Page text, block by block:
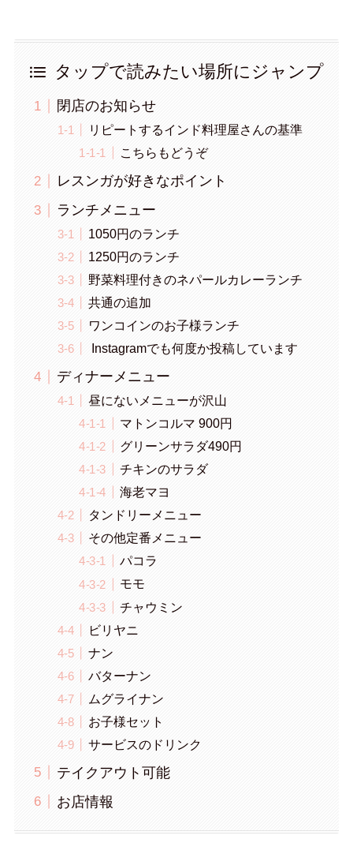
タップで読みたい場所にジャンプ
閉店のお知らせ
リピートするインド料理屋さんの基準
こちらもどうぞ
レスンガが好きなポイント
ランチメニュー
1050円のランチ
1250円のランチ
野菜料理付きのネパールカレーランチ
共通の追加
ワンコインのお子様ランチ
Instagramでも何度か投稿しています
ディナーメニュー
昼にないメニューが沢山
マトンコルマ 900円
グリーンサラダ490円
チキンのサラダ
海老マヨ
タンドリーメニュー
その他定番メニュー
パコラ
モモ
チャウミン
ビリヤニ
ナン
バターナン
ムグライナン
お子様セット
サービスのドリンク
テイクアウト可能
お店情報